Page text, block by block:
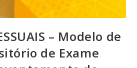
– Modelo de
de Exame